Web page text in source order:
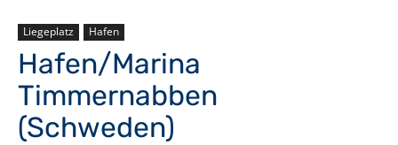
Liegeplatz Hafen
Hafen/Marina
Timmernabben
(Schweden)